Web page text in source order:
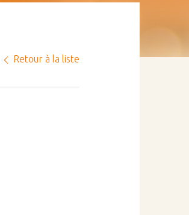
Retour à la liste